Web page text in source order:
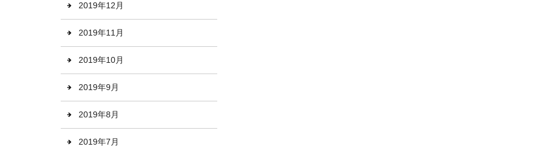
2019年12月
2019年11月
2019年10月
2019年9月
2019年8月
2019年7月